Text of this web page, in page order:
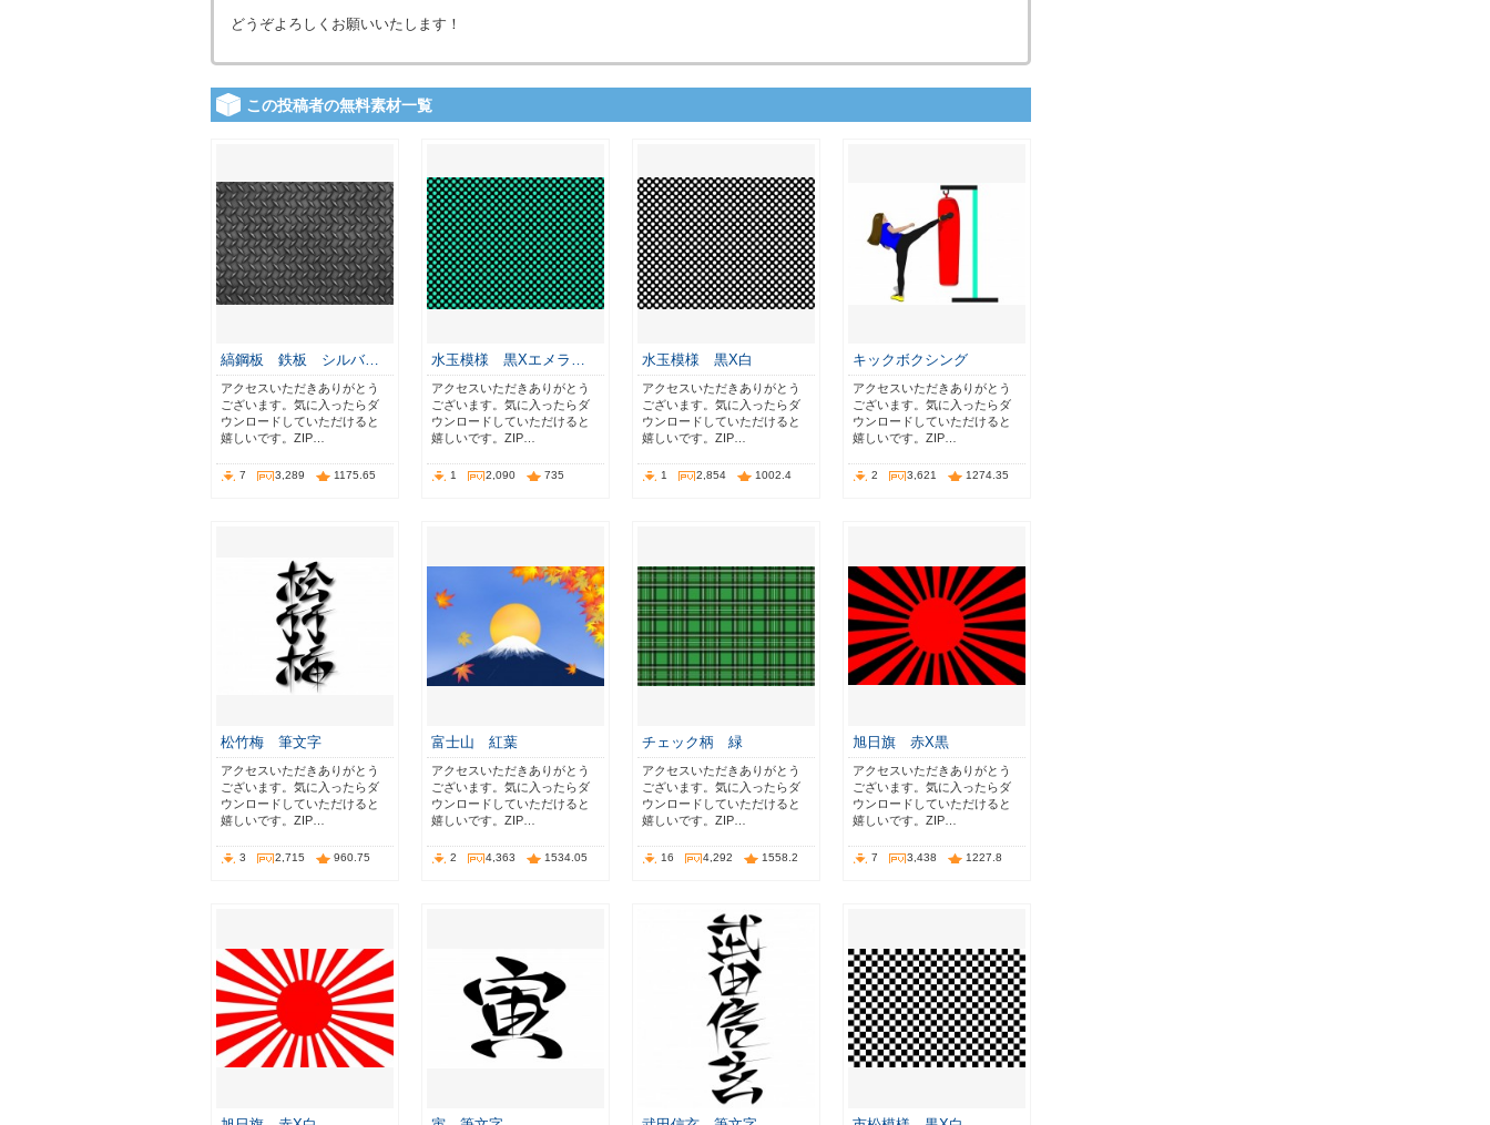
どうぞよろしくお願いいたします！
この投稿者の無料素材一覧
縞鋼板 鉄板 シルバ…
アクセスいただきありがとう
ございます。気に入ったらダ
ウンロードしていただけると
嬉しいです。ZIP…
7 3,289 1175.65
水玉模様 黒Xエメラ…
アクセスいただきありがとう
ございます。気に入ったらダ
ウンロードしていただけると
嬉しいです。ZIP…
1 2,090 735
水玉模様 黒X白
アクセスいただきありがとう
ございます。気に入ったらダ
ウンロードしていただけると
嬉しいです。ZIP…
1 2,854 1002.4
キックボクシング
アクセスいただきありがとう
ございます。気に入ったらダ
ウンロードしていただけると
嬉しいです。ZIP…
2 3,621 1274.35
松竹梅 筆文字
アクセスいただきありがとう
ございます。気に入ったらダ
ウンロードしていただけると
嬉しいです。ZIP…
3 2,715 960.75
富士山 紅葉
アクセスいただきありがとう
ございます。気に入ったらダ
ウンロードしていただけると
嬉しいです。ZIP…
2 4,363 1534.05
チェック柄 緑
アクセスいただきありがとう
ございます。気に入ったらダ
ウンロードしていただけると
嬉しいです。ZIP…
16 4,292 1558.2
旭日旗 赤X黒
アクセスいただきありがとう
ございます。気に入ったらダ
ウンロードしていただけると
嬉しいです。ZIP…
7 3,438 1227.8